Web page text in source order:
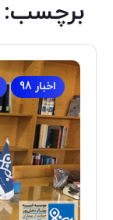
برچسب:
اخبار 98